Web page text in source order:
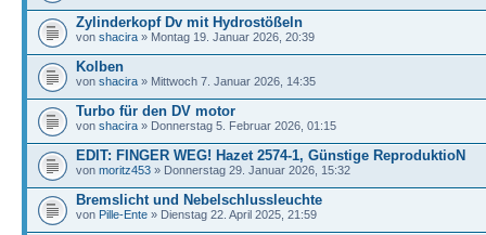
Zylinderkopf Dv mit Hydrostößeln
von shacira » Montag 19. Januar 2026, 20:39
Kolben
von shacira » Mittwoch 7. Januar 2026, 14:35
Turbo für den DV motor
von shacira » Donnerstag 5. Februar 2026, 01:15
EDIT: FINGER WEG! Hazet 2574-1, Günstige ReproduktioN
von moritz453 » Donnerstag 29. Januar 2026, 15:32
Bremslicht und Nebelschlussleuchte
von Pille-Ente » Dienstag 22. April 2025, 21:59